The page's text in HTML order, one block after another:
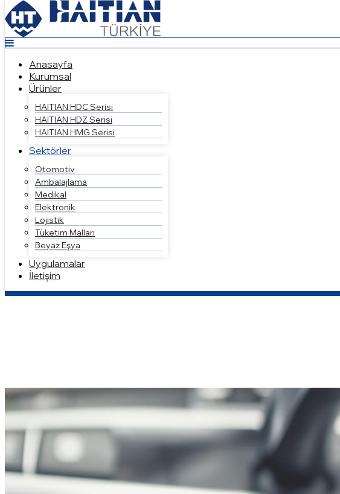
Top
Anasayfa
Kurumsal
HAITIAN HDC Serisi
HAITIAN HDZ Serisi
HAITIAN HMG Serisi
Sektörler
Otomotiv
Ambalajlama
Medikal
Elektronik
Lojistik
Tüketim Malları
Beyaz Eşya
Uygulamalar
İletişim
Anasayfa
Kurumsal
Ürünler
HAITIAN HDC Serisi
HAITIAN HDZ Serisi
HAITIAN HMG Serisi
Sektörler
Otomotiv
Ambalajlama
Medikal
Elektronik
Lojistik
Tüketim Malları
Beyaz Eşya
Uygulamalar
İletişim